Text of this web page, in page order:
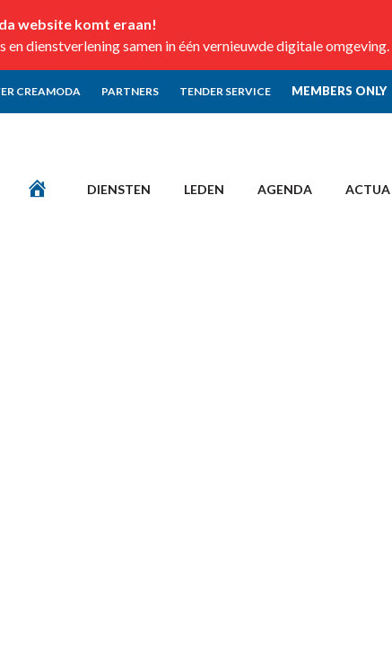
website komt eraan!
dienstverlening samen in één vernieuwde digitale omgeving.
CREAMODA PARTNERS TENDER SERVICE MEMBERS ONLY
DIENSTEN LEDEN AGENDA ACTUA